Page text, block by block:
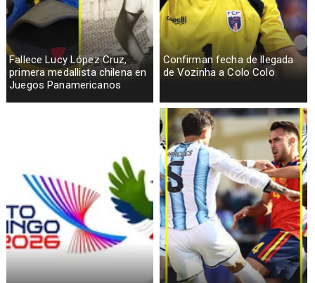
Fallece Lucy López Cruz,
primera medallista chilena en
Juegos Panamericanos
Confirman fecha de llegada
de Vozinha a Colo Colo